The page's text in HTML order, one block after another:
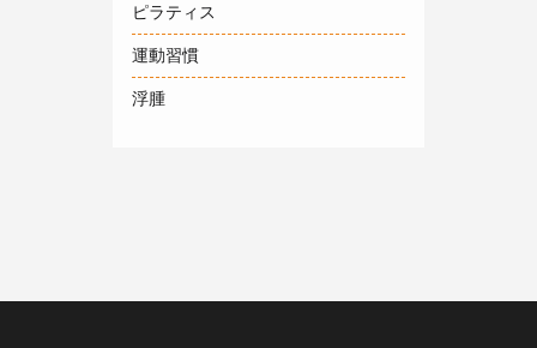
ピラティス
運動習慣
浮腫